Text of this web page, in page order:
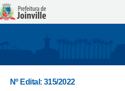
Nº Edital: 315/2022